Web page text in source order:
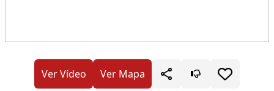
Ver Vídeo
Ver Mapa